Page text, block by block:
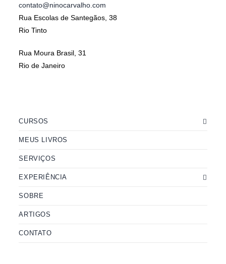
contato@ninocarvalho.com
Rua Escolas de Santegãos, 38
Rio Tinto
Rua Moura Brasil, 31
Rio de Janeiro
CURSOS
MEUS LIVROS
SERVIÇOS
EXPERIÊNCIA
SOBRE
ARTIGOS
CONTATO